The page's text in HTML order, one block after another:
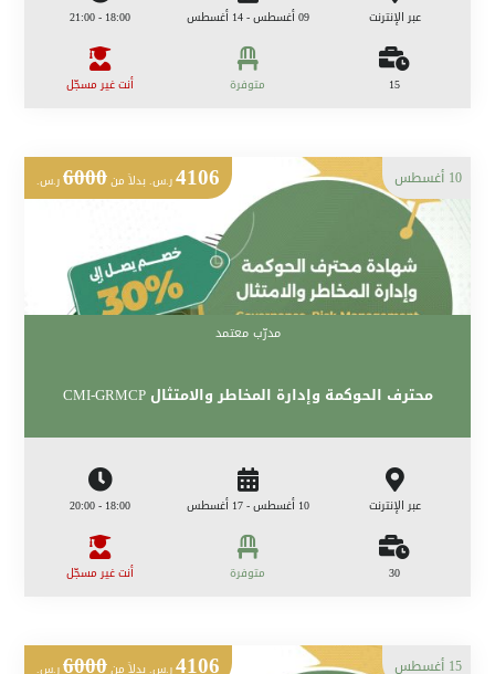
عبر الإنترنت 09 أغسطس - 14 أغسطس 18:00 - 21:00
15 متوفرة أنت غير مسجّل
4106ر.س. بدلاً من6000ر.س. 10 أغسطس
مدرّب معتمد
محترف الحوكمة وإدارة المخاطر والامتثال CMI-GRMCP
عبر الإنترنت 10 أغسطس - 17 أغسطس 18:00 - 20:00
30 متوفرة أنت غير مسجّل
ر.س. بدلاً من ر.س. 15 أغسطس